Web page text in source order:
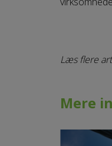
Læs flere
Mere